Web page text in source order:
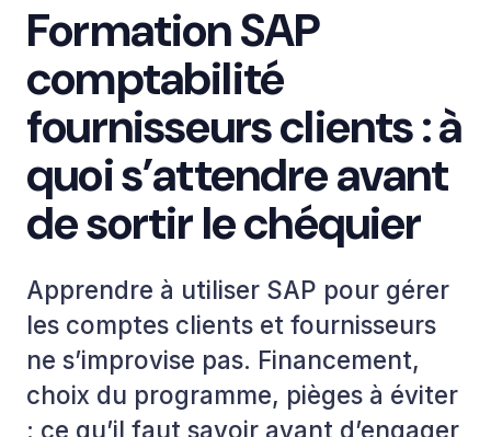
Formation SAP
comptabilité
fournisseurs clients : à
quoi s’attendre avant
de sortir le chéquier
Apprendre à utiliser SAP pour gérer
les comptes clients et fournisseurs
ne s’improvise pas. Financement,
choix du programme, pièges à éviter
: ce qu’il faut savoir avant d’engager